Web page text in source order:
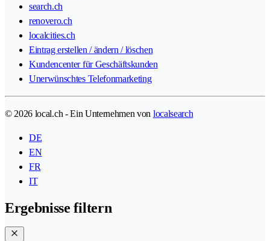
search.ch
renovero.ch
localcities.ch
Eintrag erstellen / ändern / löschen
Kundencenter für Geschäftskunden
Unerwünschtes Telefonmarketing
© 2026 local.ch - Ein Unternehmen von localsearch
DE
EN
FR
IT
Ergebnisse filtern